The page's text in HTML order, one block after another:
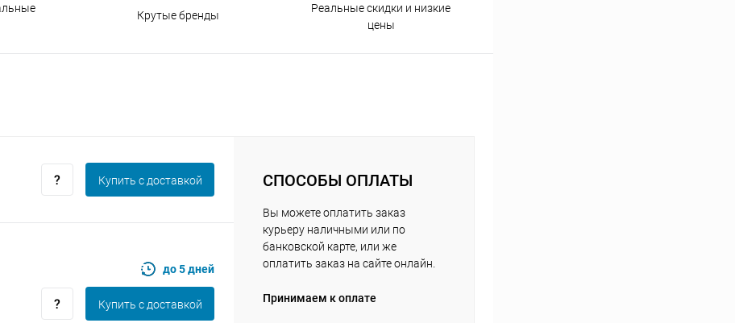
Крутые бренды
Реальные скидки и низкие
цены
Купить c доставкой
до 5 дней
Купить c доставкой
СПОСОБЫ ОПЛАТЫ
Вы можете оплатить заказ
курьеру наличными или по
банковской карте, или же
оплатить заказ на сайте онлайн.
Принимаем к оплате